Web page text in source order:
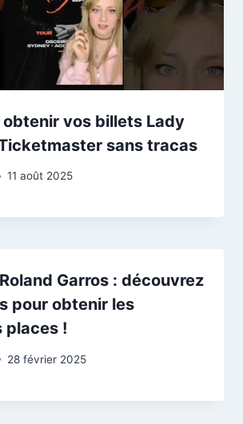
obtenir vos billets Lady
sans tracas
11 août 2025
Garros : découvrez
pour obtenir les
places !
28 février 2025